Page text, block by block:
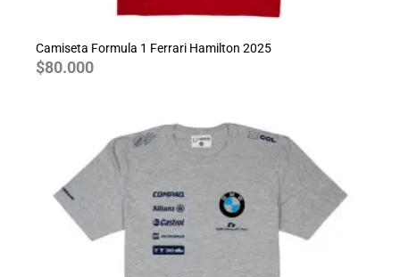
Camiseta Formula 1 Ferrari Hamilton 2025
$80.000